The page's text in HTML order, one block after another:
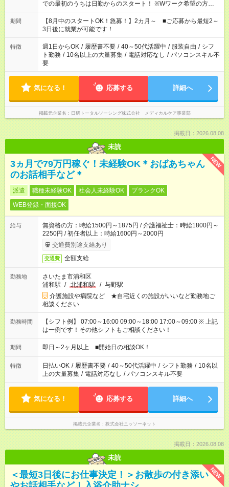
での最初のうちは日勤からのスタート！ ※Wワーク希望の方へ
今ご覧のお仕事で希望する勤務時間と、もう1つのお仕事の勤務
時間。 合計で週40時間を超える場合は応募できません。
期間
【8月中のスタートOK！急募！】2カ月～ ■ご応募から最短2～
3日後に就業が可能です！
特徴 週1日からOK / 履歴書不要 / 40～50代活躍中 / 服装自由 / シフ
ト勤務 / 10名以上の大量募集 / 電話対応なし / パソコンスキル不
要
気になる！ 応募する 詳細へ
掲載元企業名 日研トータルソーシング株式会社 メディカルケア事業部
掲載日：2026.08.08
未読
NEW
3ヵ月で79万円稼ぐ！未経験OK＊おばあちゃん
のお話相手など＊
派遣 職種未経験OK 社会人未経験OK
ブランクOK
WEB登録・面接OK
給与
無資格の方：時給1500円～1875円 / 介護福祉士：時給1800円～
2250円 / 初任者以上：時給1600円～2000円
交通費別途支給あり
交通費 全額支給
勤務地
さいたま市浦和区
浦和駅 / 北浦和駅 / 与野駅
介護施設や病院など ★自宅近くの施設がいいなど勤務地ご
相談ください
勤務時間
【シフト例】 07:00～16:00 09:00～18:00 17:00～09:00 ※ 上記
は一例です！その他シフトもご相談ください！
期間 即日～2ヶ月以上 ■開始日の相談OK！
特徴 日払いOK / 履歴書不要 / 40～50代活躍中 / シフト勤務 / 10名以
上の大量募集 / 電話対応なし / パソコンスキル不要
気になる！ 応募する 詳細へ
掲載元企業名 株式会社ニッソーネット
掲載日：2026.08.08
未読
NEW
＜最短3日後にお仕事決定！＞お散歩の付き添い